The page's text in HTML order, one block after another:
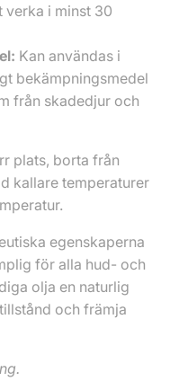
verka i minst 30
Kan användas i
bekämpningsmedel
från skadedjur och
plats, borta från
kallare temperaturer
egenskaperna
för alla hud- och
olja en naturlig
och främja